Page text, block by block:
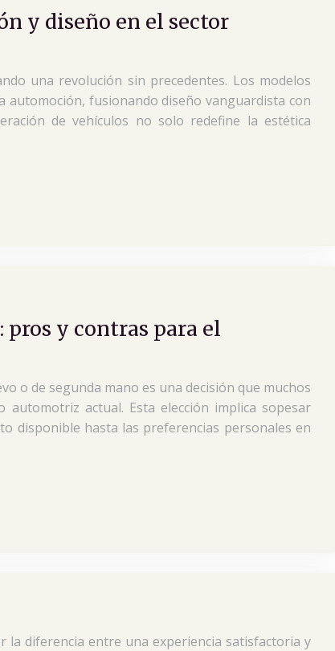
y diseño en el sector
una revolución sin precedentes. Los modelos
automoción, fusionando diseño vanguardista con
de vehículos no solo redefine la estética
pros y contras para el
o de segunda mano es una decisión que muchos
actual. Esta elección implica sopesar
disponible hasta las preferencias personales en
diferencia entre una experiencia satisfactoria y